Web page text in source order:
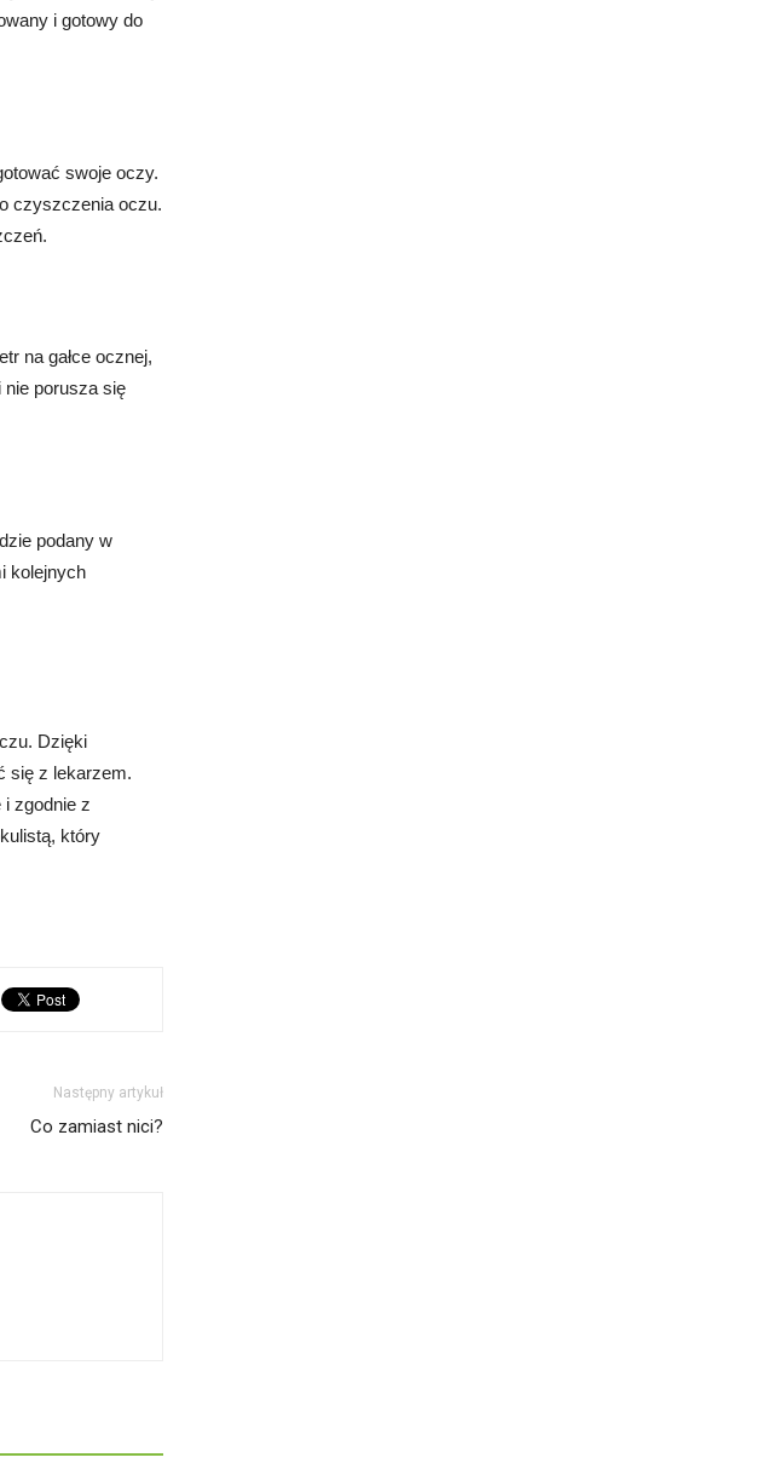
i gotowy do
swoje oczy.
czyszczenia oczu.
na gałce ocznej,
nie porusza się
podany w
kolejnych
Dzięki
się z lekarzem.
i zgodnie z
który
Następny artykuł
Co zamiast nici?